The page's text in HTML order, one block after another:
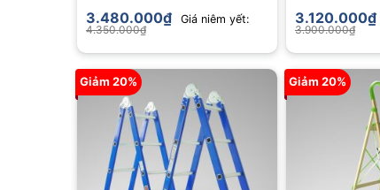
5 sao
3.480.000₫
Giá niêm yết:
4.350.000₫
5 sao
3.120.000₫
3.900.000₫
Giảm 20% Giảm 20%